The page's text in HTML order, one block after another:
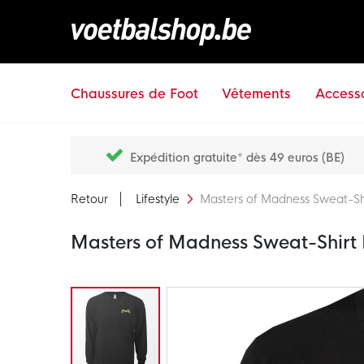
Chaussures de Foot Vêtements
Expédition gratuite* dès 49 euros (BE)
Retour Lifestyle Masters of Madness Sweat-
Masters of Madness Sweat-Shirt
Passer